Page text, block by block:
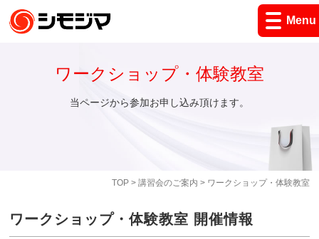
Menu
TOP> 講習会のご案内 > ワークショップ・体験教室
ワークショップ・体験教室
当ページから参加お申し込み頂けます。
ワークショップ・体験教室 開催情報